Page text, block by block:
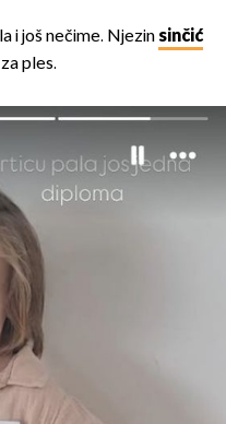
i još nečime. Njezinsinčić
ples.